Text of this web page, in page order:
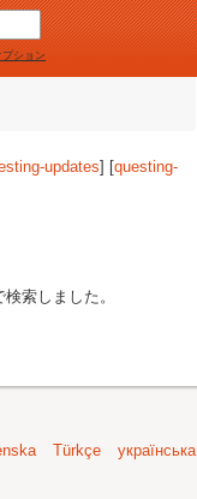
ション
updates] [questing-
索しました。
Türkçe
українська